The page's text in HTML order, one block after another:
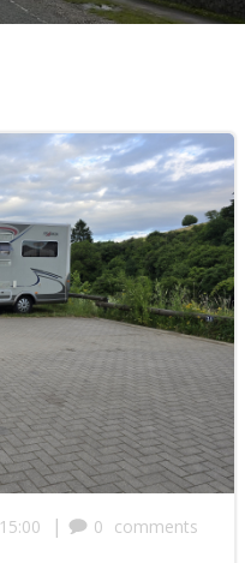
15:00 | 0 comments